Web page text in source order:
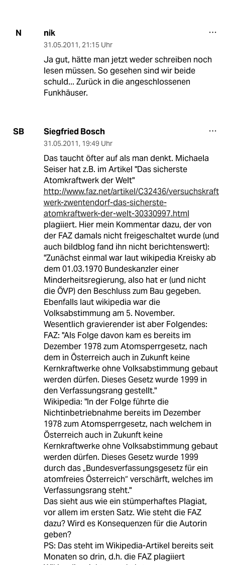
N nik
31.05.2011, 21:15 Uhr
Ja gut, hätte man jetzt weder schreiben noch
lesen müssen. So gesehen sind wir beide
schuld... Zurück in die angeschlossenen
Funkhäuser.
SB Siegfried Bosch
31.05.2011, 19:49 Uhr
Das taucht öfter auf als man denkt. Michaela
Seiser hat z.B. im Artikel "Das sicherste
Atomkraftwerk der Welt"
http://www.faz.net/artikel/C32436/versuchskraft
werk-zwentendorf-das-sicherste-
atomkraftwerk-der-welt-30330997.html
plagiiert. Hier mein Kommentar dazu, der von
der FAZ damals nicht freigeschaltet wurde (und
auch bildblog fand ihn nicht berichtenswert):
"Zunächst einmal war laut wikipedia Kreisky ab
dem 01.03.1970 Bundeskanzler einer
Minderheitsregierung, also hat er (und nicht
die ÖVP) den Beschluss zum Bau gegeben.
Ebenfalls laut wikipedia war die
Volksabstimmung am 5. November.
Wesentlich gravierender ist aber Folgendes:
FAZ: "Als Folge davon kam es bereits im
Dezember 1978 zum Atomsperrgesetz, nach
dem in Österreich auch in Zukunft keine
Kernkraftwerke ohne Volksabstimmung gebaut
werden dürfen. Dieses Gesetz wurde 1999 in
den Verfassungsrang gestellt."
Wikipedia: "In der Folge führte die
Nichtinbetriebnahme bereits im Dezember
1978 zum Atomsperrgesetz, nach welchem in
Österreich auch in Zukunft keine
Kernkraftwerke ohne Volksabstimmung gebaut
werden dürfen. Dieses Gesetz wurde 1999
durch das „Bundesverfassungsgesetz für ein
atomfreies Österreich“ verschärft, welches im
Verfassungsrang steht."
Das sieht aus wie ein stümperhaftes Plagiat,
vor allem im ersten Satz. Wie steht die FAZ
dazu? Wird es Konsequenzen für die Autorin
geben?
PS: Das steht im Wikipedia-Artikel bereits seit
Monaten so drin, d.h. die FAZ plagiiert